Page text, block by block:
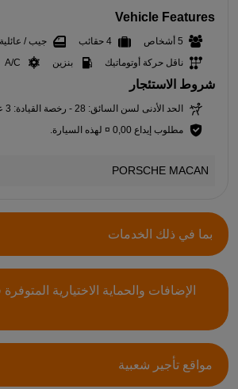
Vehicle Features
5 أشخاص 4 حقائب
جيب / عائلية
ناقل حركة أوتوماتيك
بنزين A/C
شروط الاستئجار
الحد الأدنى لسن السائق: 28 - رخصة القيادة: 3 عام
مطلوب إيداع 0,00 ¤ لهذه السيارة.
PORSCHE MACAN
بما في ذلك الخدمات
الإضافات والحماية الاختيارية
مواقع تأجير شعبية